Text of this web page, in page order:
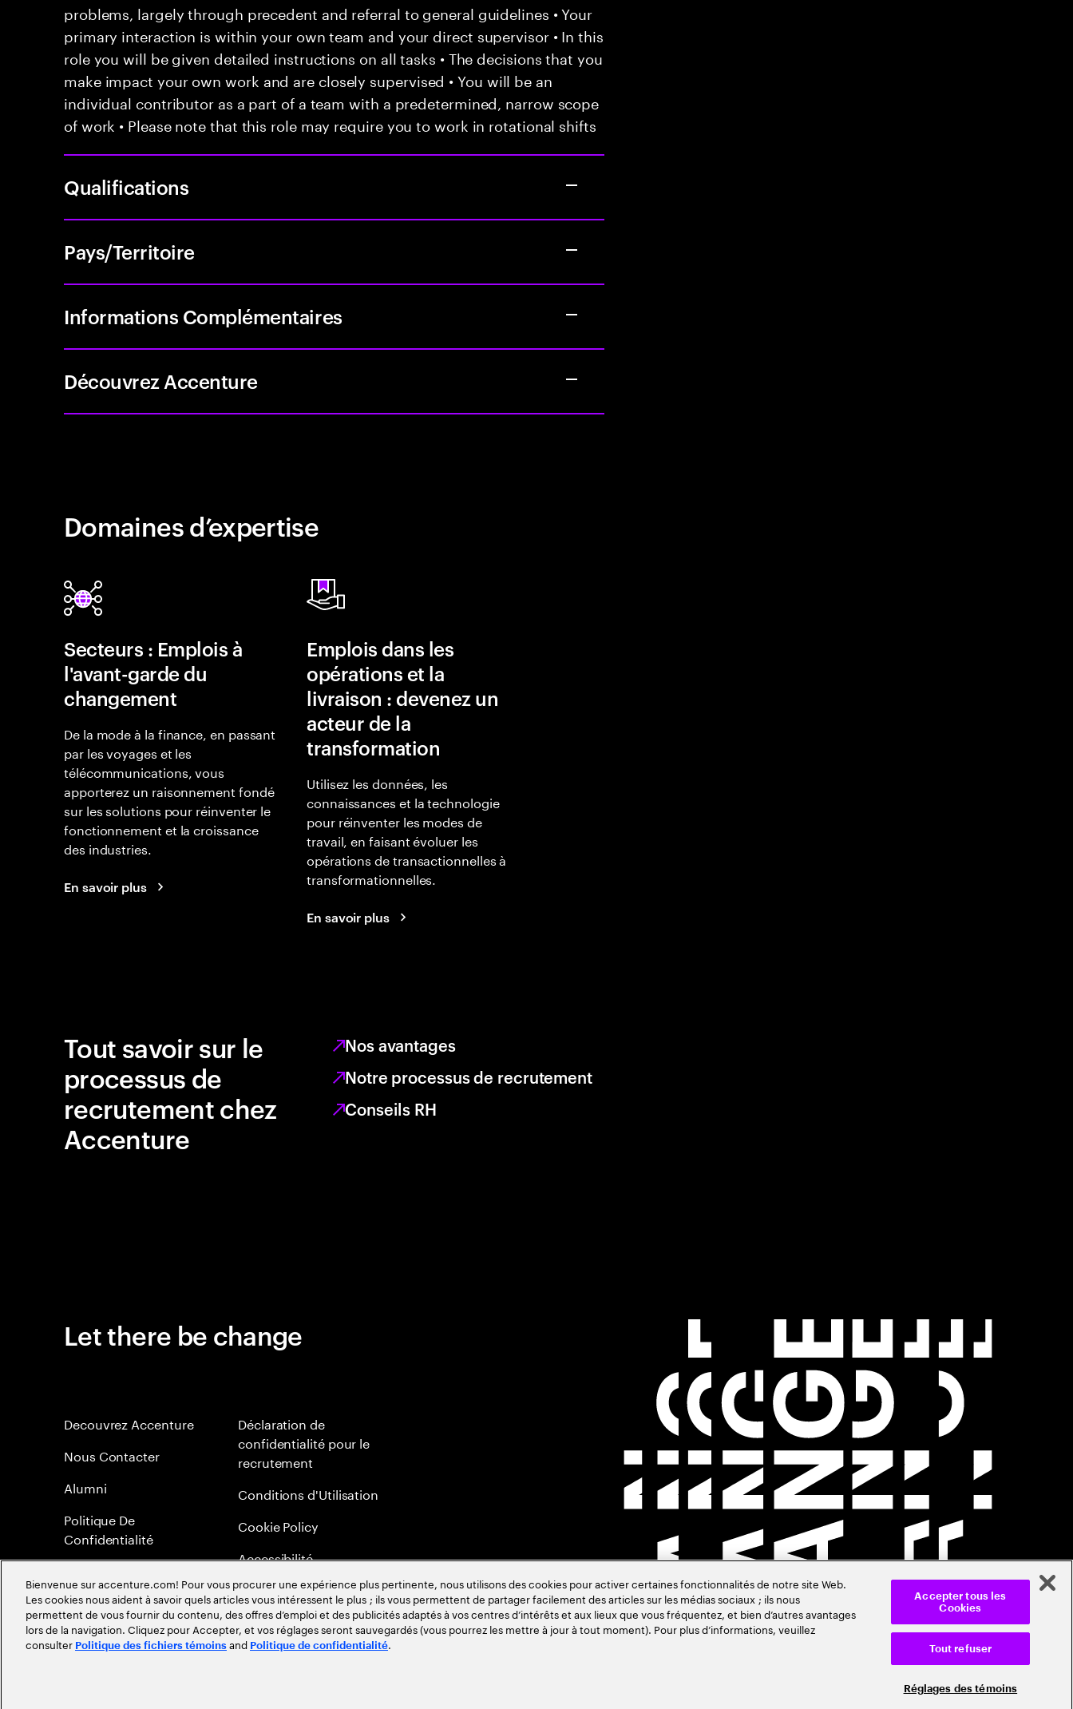
problems, largely through precedent and referral to general guidelines • Your
primary interaction is within your own team and your direct supervisor • In this
role you will be given detailed instructions on all tasks • The decisions that you
make impact your own work and are closely supervised • You will be an
individual contributor as a part of a team with a predetermined, narrow scope
of work • Please note that this role may require you to work in rotational shifts
Qualifications
Pays/Territoire
Informations Complémentaires
Découvrez Accenture
Domaines d’expertise
Secteurs : Emplois à
l'avant-garde du
changement
De la mode à la finance, en passant
par les voyages et les
télécommunications, vous
apporterez un raisonnement fondé
sur les solutions pour réinventer le
fonctionnement et la croissance
des industries.
En savoir plus
Emplois dans les
opérations et la
livraison : devenez un
acteur de la
transformation
Utilisez les données, les
connaissances et la technologie
pour réinventer les modes de
travail, en faisant évoluer les
opérations de transactionnelles à
transformationnelles.
En savoir plus
Tout savoir sur le
processus de
recrutement chez
Accenture
Nos avantages
Notre processus de recrutement
Conseils RH
Let there be change
Decouvrez Accenture
Nous Contacter
Alumni
Politique De
Confidentialité
Déclaration de
confidentialité pour le
recrutement
Conditions d'Utilisation
Cookie Policy
Accessibilité
Plan du Site
Méritocratie
Bienvenue sur accenture.com! Pour vous procurer une expérience plus pertinente, nous utilisons des cookies pour activer certaines fonctionnalités de notre site Web.
Les cookies nous aident à savoir quels articles vous intéressent le plus ; ils vous permettent de partager facilement des articles sur les médias sociaux ; ils nous
permettent de vous fournir du contenu, des offres d’emploi et des publicités adaptés à vos centres d’intérêts et aux lieux que vous fréquentez, et bien d’autres avantages
lors de la navigation. Cliquez pour Accepter, et vos réglages seront sauvegardés (vous pourrez les mettre à jour à tout moment). Pour plus d’informations, veuillez
consulter Politique des fichiers témoins and Politique de confidentialité.
Réglages des témoins
Tout refuser
Accepter tous les
Cookies